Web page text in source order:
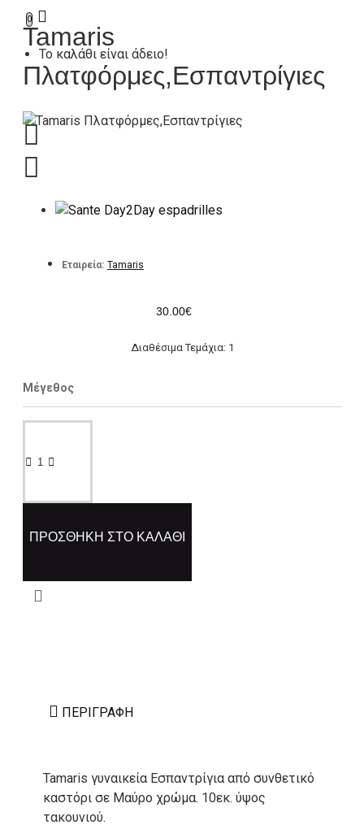
0
Το καλάθι είναι άδειο!
Tamaris
Πλατφόρμες,Εσπαντρίγιες
Εταιρεία: Tamaris
30.00€
Διαθέσιμα Τεμάχια: 1
Μέγεθος
ΠΡΟΣΘΉΚΗ ΣΤΟ ΚΑΛΆΘΙ
ΠΕΡΙΓΡΑΦΉ
Tamaris γυναικεία Εσπαντρίγια από συνθετικό
καστόρι σε Μαύρο χρώμα. 10εκ. ύψος
τακουνιού.